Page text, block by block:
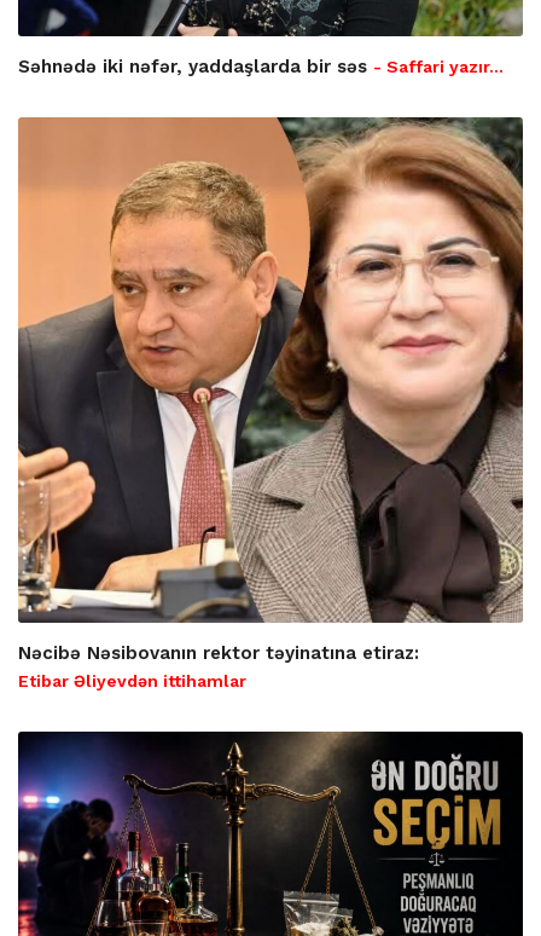
Səhnədə iki nəfər, yaddaşlarda bir səs - Saffari yazır…
Nəcibə Nəsibovanın rektor təyinatına etiraz:
Etibar Əliyevdən ittihamlar